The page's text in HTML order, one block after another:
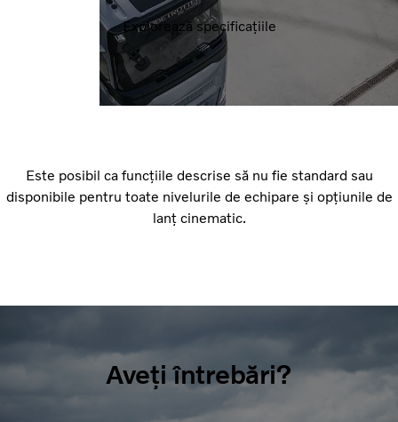
Explorează specificațiile
Este posibil ca funcțiile descrise să nu fie standard sau
disponibile pentru toate nivelurile de echipare și opțiunile de
lanț cinematic.
Aveți întrebări?